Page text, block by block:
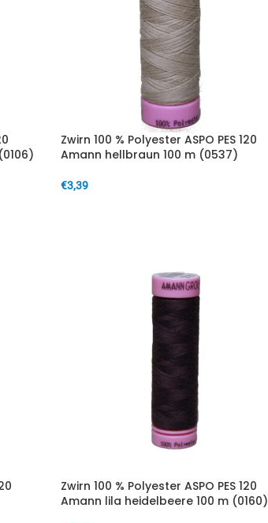
Zwirn 100 % Polyester ASPO PES 120
Amann hellbraun 100 m (0537)
€3,39
Zwirn 100 % Polyester ASPO PES 120
Amann lila heidelbeere 100 m (0160)